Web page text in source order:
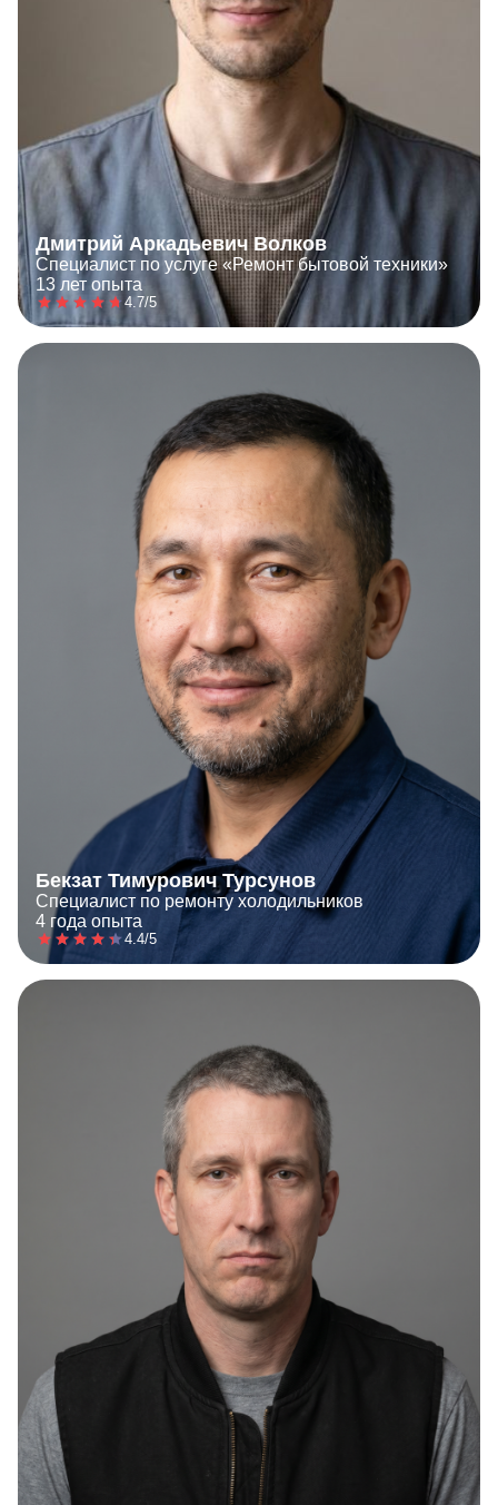
Дмитрий Аркадьевич Волков
Специалист по услуге «Ремонт бытовой техники»
13 лет опыта
4.7/5
Бекзат Тимурович Турсунов
Специалист по ремонту холодильников
4 года опыта
4.4/5